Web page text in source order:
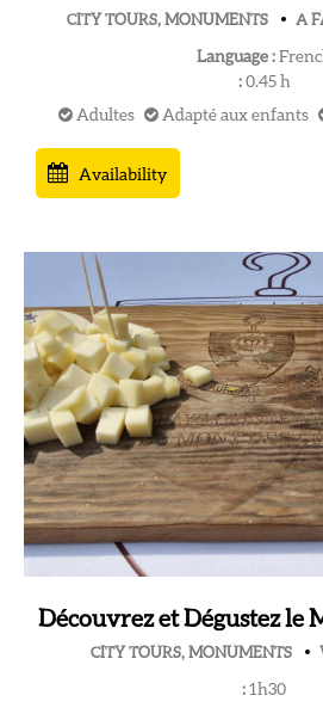
CITY TOURS, MONUMENTS A
Language :
: 0.45 h
Adultes
Adapté aux enfants
Availability
Découvrez et Dégustez le
CITY TOURS, MONUMENTS
:1h30